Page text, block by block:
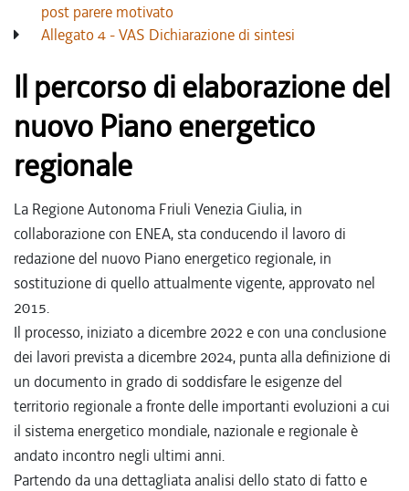
post parere motivato
Allegato 4 - VAS Dichiarazione di sintesi
Il percorso di elaborazione del
nuovo Piano energetico
regionale
La Regione Autonoma Friuli Venezia Giulia, in
collaborazione con ENEA, sta conducendo il lavoro di
redazione del nuovo Piano energetico regionale, in
sostituzione di quello attualmente vigente, approvato nel
2015.
Il processo, iniziato a dicembre 2022 e con una conclusione
dei lavori prevista a dicembre 2024, punta alla definizione di
un documento in grado di soddisfare le esigenze del
territorio regionale a fronte delle importanti evoluzioni a cui
il sistema energetico mondiale, nazionale e regionale è
andato incontro negli ultimi anni.
Partendo da una dettagliata analisi dello stato di fatto e